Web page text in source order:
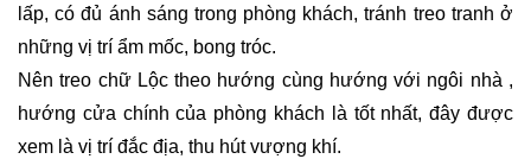
lấp, có đủ ánh sáng trong phòng khách, tránh treo tranh ở
những vị trí ẩm mốc, bong tróc.
Nên treo chữ Lộc theo hướng cùng hướng với ngôi nhà ,
hướng cửa chính của phòng khách là tốt nhất, đây được
xem là vị trí đắc địa, thu hút vượng khí.